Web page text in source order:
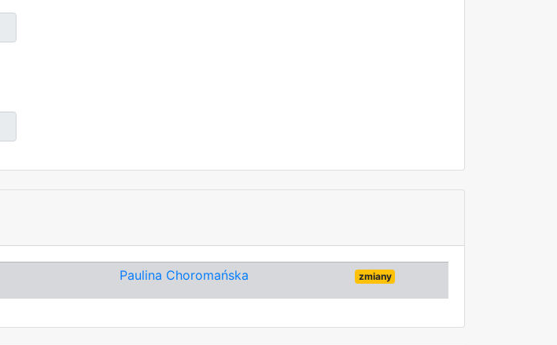
Paulina Choromańska zmiany